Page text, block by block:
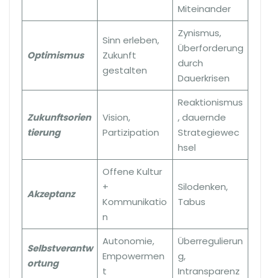
Miteinander
Optimismus
Sinn erleben,
Zukunft
gestalten
Zynismus,
Überforderung
durch
Dauerkrisen
Zukunftsorien
tierung
Vision,
Partizipation
Reaktionismus
, dauernde
Strategiewec
hsel
Akzeptanz
Offene Kultur
+
Kommunikatio
n
Silodenken,
Tabus
Selbstverantw
ortung
Autonomie,
Empowermen
t
Überregulierun
g,
Intransparenz